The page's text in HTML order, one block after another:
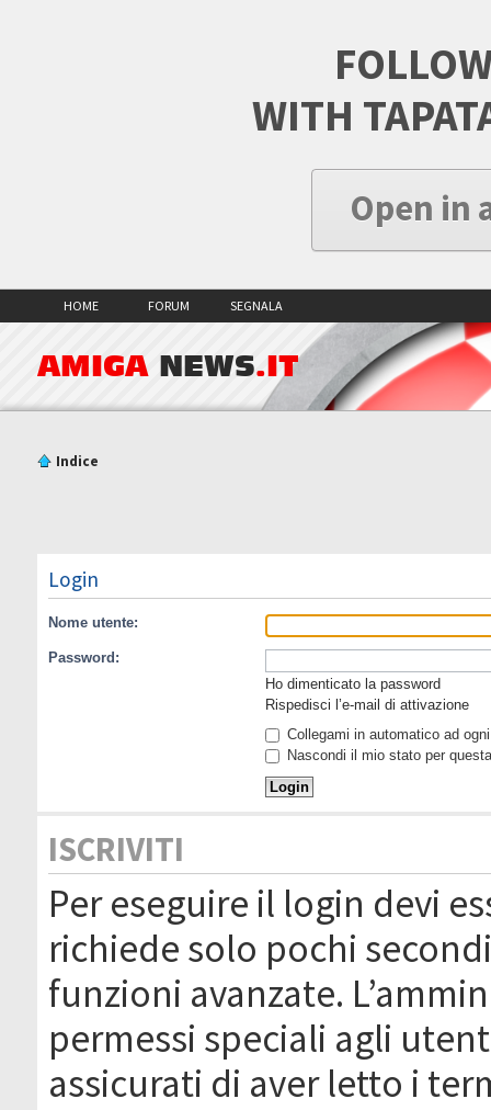
WITH
Open in
HOME FORUM SEGNALA
AMIGA NEWS.IT
Indice
Login
Nome utente:
Password:
Ho dimenticato la password
Rispedisci l’e-mail di attivazione
Collegami in automatico ad
Nascondi il mio stato per
ISCRIVITI
Per eseguire il login devi
richiede solo pochi
funzioni avanzate.
permessi speciali agli
assicurati di aver letto i